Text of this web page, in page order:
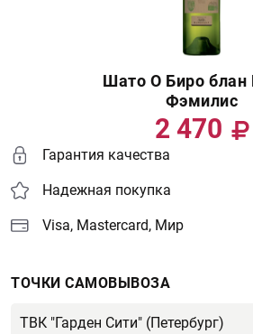
Шато О Биро блан
Фэмилис
2 470
Гарантия качества
Надежная покупка
Visa, Mastercard, Мир
ТОЧКИ САМОВЫВОЗА
ТВК "Гарден Сити" (Петербург)